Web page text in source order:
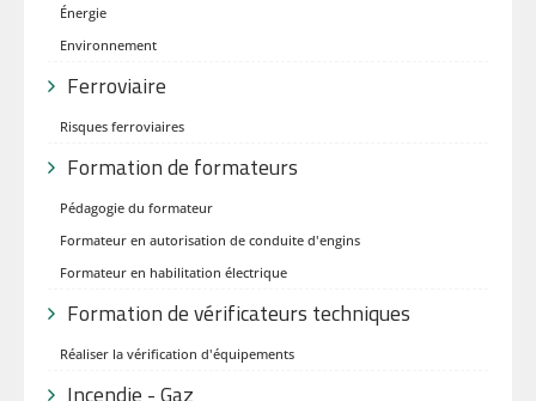
Énergie
Environnement
Ferroviaire
Risques ferroviaires
Formation de formateurs
Pédagogie du formateur
Formateur en autorisation de conduite d'engins
Formateur en habilitation électrique
Formation de vérificateurs techniques
Réaliser la vérification d'équipements
Incendie - Gaz